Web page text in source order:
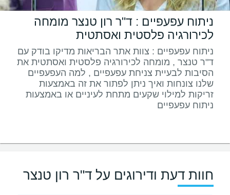
ניתוח עפעפיים : ד"ר רון טנצר מומחה
לכירורגיה פלסטית ואסתטית
ניתוח עפעפיים : צוות אתר הבריאות מדיקו בודק עם
ד"ר טנצר , מומחה לכירורגיה פלסטית ואסתטית את
הסיבות לבעיית צניחת עפעפיים , למה העפעפיים
שלנו צונחות ואיך ניתן לפתור את זה באמצעות
זריקות למילוי שקעים מתחת לעיניים או באמצעות
ניתוח עפעפיים
חוות דעת ודירוגים על ד"ר רון טנצר